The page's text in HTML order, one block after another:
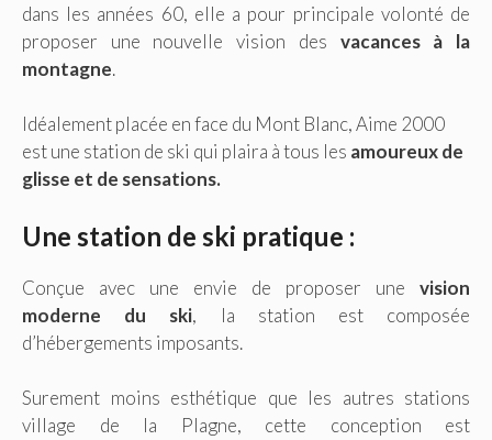
dans les années 60, elle a pour principale volonté de
proposer une nouvelle vision des vacances à la
montagne.
Idéalement placée en face du Mont Blanc, Aime 2000
est une station de ski qui plaira à tous les amoureux de
glisse et de sensations.
Une station de ski pratique :
Conçue avec une envie de proposer une vision
moderne du ski, la station est composée
d’hébergements imposants.
Surement moins esthétique que les autres stations
village de la Plagne, cette conception est